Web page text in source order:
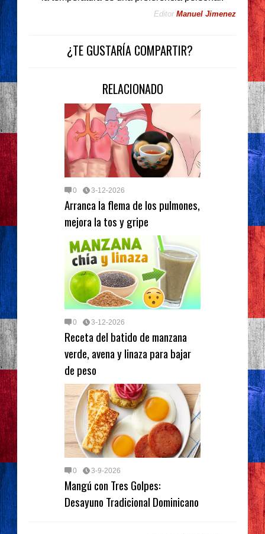
Editor Manuel Jimenez
¿TE GUSTARÍA COMPARTIR?
RELACIONADO
0 3-12-2026
Arranca la flema de los pulmones,
mejora la tos y gripe
0 3-12-2026
Receta del batido de manzana
verde, avena y linaza para bajar
de peso
0 3-9-2026
Mangú con Tres Golpes:
Desayuno Tradicional Dominicano